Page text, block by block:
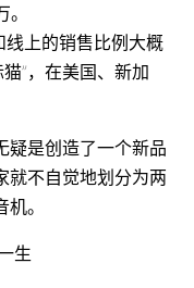
上的销售比例大概
”，在美国、新加
疑是创造了一个新品
不自觉地划分为两
。
生